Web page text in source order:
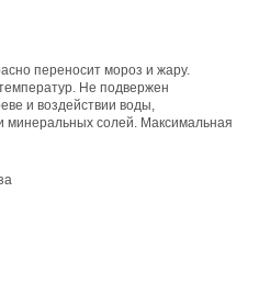
переносит мороз и жару.
Не подвержен
и воздействии воды,
минеральных солей. Максимальная